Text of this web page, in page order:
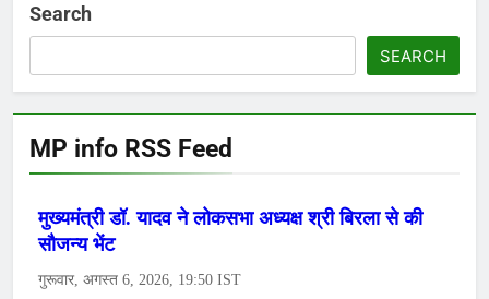
Search
SEARCH
MP info RSS Feed